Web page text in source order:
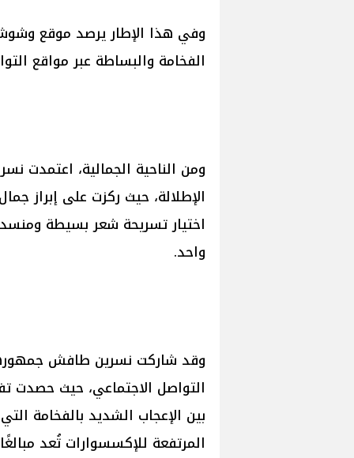
وفي هذا الإطار يرصد موقع
الفخامة والبساطة عبر مواقع
ومن الناحية الجمالية، اعتمدت
الإطلالة، حيث ركزت على إبراز
اختيار تسريحة شعر بسيطة
واحد.
وقد شاركت نسرين طافش
التواصل الاجتماعي، حيث حصدت
بين الإعجاب الشديد بالفخامة
المرتفعة للإكسسوارات تُعد